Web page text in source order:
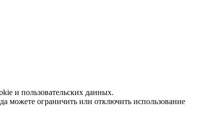
и пользовательских данных.
можете ограничить или отключить использование